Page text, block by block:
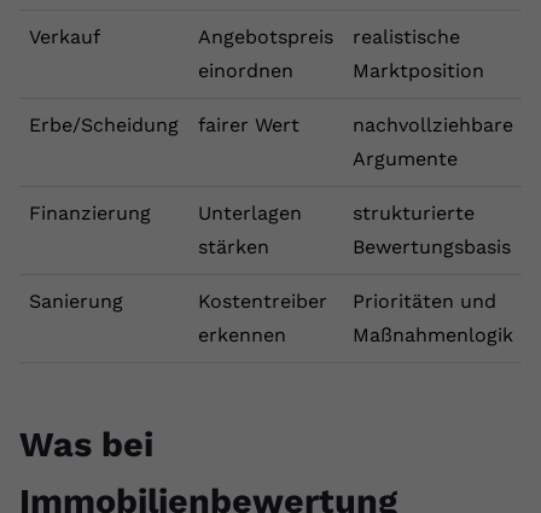
Verkauf
Angebotspreis
einordnen
realistische
Marktposition
Erbe/Scheidung fairer Wert
nachvollziehbare
Argumente
Finanzierung
Unterlagen
stärken
strukturierte
Bewertungsbasis
Sanierung
Kostentreiber
erkennen
Prioritäten und
Maßnahmenlogik
Was bei
Immobilienbewertung
Videos von YouTube der Nutzer
gesehen hat.
Session
YouTube setzt diesen Cookie, um die
Videopräferenzen des Nutzers zu